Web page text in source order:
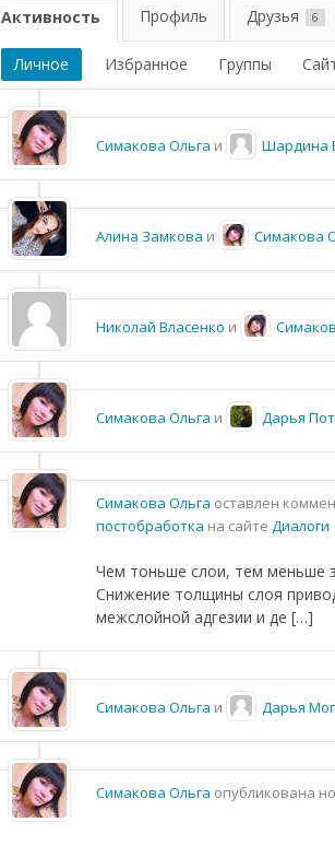
Активность Профиль Друзья 6
Личное Избранное Группы
Симакова Ольга и Шардина
Алина Замкова и Симакова
Николай Власенко и
Симакова Ольга и Дарья
Симакова Ольга оставлен
постобработка на сайте Диалоги
Чем тоньше слои, тем меньше
Снижение толщины слоя
межслойной адгезии и де […]
Симакова Ольга и Дарья
Симакова Ольга опубликована